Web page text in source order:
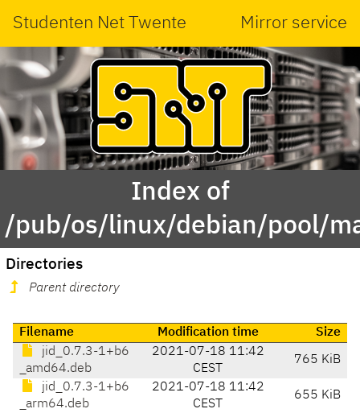
Studenten Net Twente Mirror service
Index of
/pub/os/linux/debian/pool/
Directories
Parent directory
Filename Modification time
Size
jid_0.7.3-1+b6
_amd64.deb
2021-07-18 11:42
CEST
765 KiB
jid_0.7.3-1+b6
_arm64.deb
2021-07-18 11:42
CEST
655 KiB